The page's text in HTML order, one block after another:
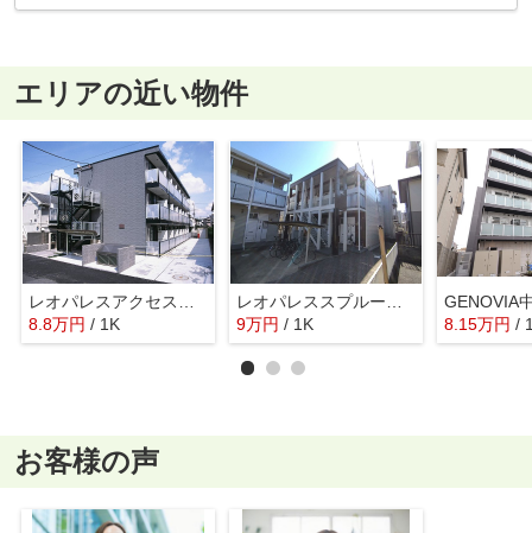
エリアの近い物件
レオパレスアクセス登戸
8.8万円 / 1K
レオパレススプルース元木Ⅱ
9万円 / 1K
GENOVIA
8.15万円 /
お客様の声